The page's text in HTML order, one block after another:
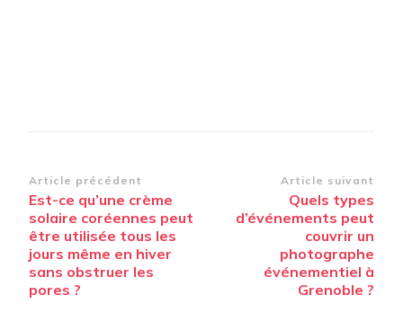
Navigation
d’article
Article précédent
Est-ce qu’une crème
solaire coréennes peut
être utilisée tous les
jours même en hiver
sans obstruer les
pores ?
Article suivant
Quels types
d’événements peut
couvrir un
photographe
événementiel à
Grenoble ?